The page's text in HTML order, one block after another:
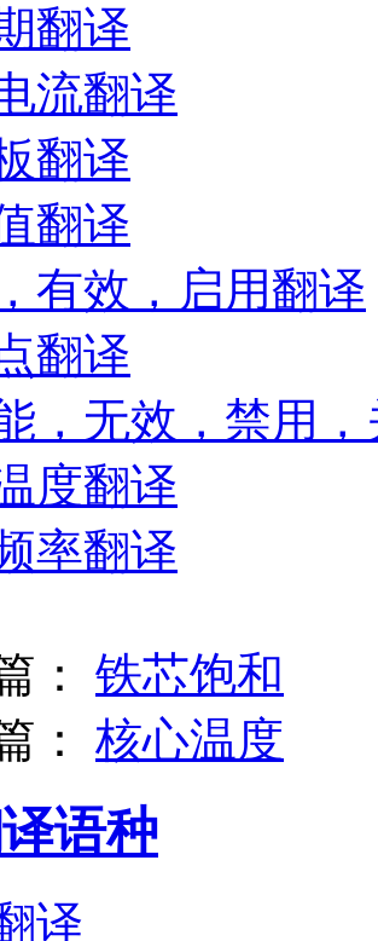
翻译
流翻译
翻译
翻译
有效，启用翻译
翻译
，无效，禁用
度翻译
率翻译
： 铁芯饱和
： 核心温度
语种
译